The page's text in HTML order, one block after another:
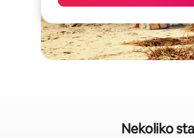
Nekoliko